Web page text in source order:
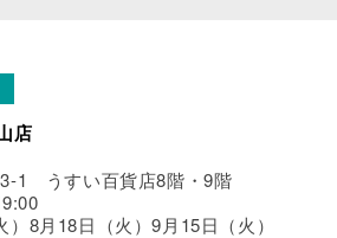
店
1 うすい百貨店8階・9階
8月18日（火）9月15日（火）